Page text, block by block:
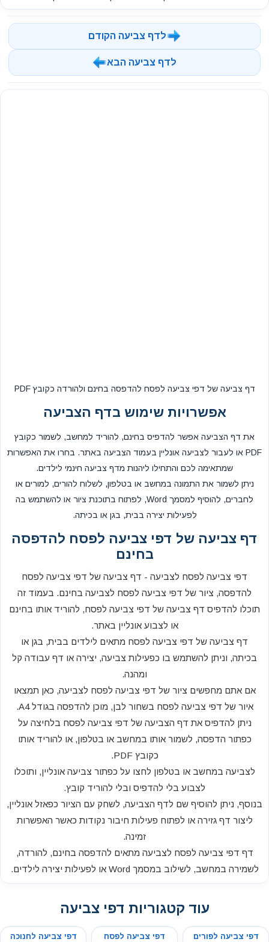
לדף צביעה הקודם
לדף צביעה הבא
דף צביעה של דפי צביעה לפסח להדפסה בחינם ולהורדה כקובץ PDF
אפשרויות שימוש בדף הצביעה
את דף הצביעה אפשר להדפיס בחינם, להוריד למחשב, לשמור כקובץ
PDF או לעבור לצביעה אונליין בעמוד הצביעה באתר. בחרו את האפשרות
שמתאימה לכם והתחילו ליהנות מדף צביעה חינמי לילדים.
ניתן לשמור את התמונה במחשב או בטלפון, לשלוח להורים, למורים או
לחברים, להוסיף למסמך Word, לפתוח בתוכנת ציור או להשתמש בה
לפעילות יצירה בבית, בגן או בכיתה.
דף צביעה של דפי צביעה לפסח להדפסה
בחינם
דפי צביעה לפסח לצביעה - דף צביעה של דפי צביעה לפסח
להדפסה, ציור של דפי צביעה לפסח לצביעה בחינם. בעמוד זה
תוכלו להדפיס דף צביעה של דפי צביעה לפסח, להוריד אותו בחינם
או לצבוע אונליין באתר.
דף צביעה של דפי צביעה לפסח מתאים לילדים בבית, בגן או
בכיתה, וניתן להשתמש בו כפעילות צביעה, יצירה או דף עבודה קל
ומהנה.
אם אתם מחפשים ציור של דפי צביעה לפסח לצביעה, כאן תמצאו
איור של דפי צביעה לפסח בשחור לבן, מוכן להדפסה בגודל A4.
ניתן להדפיס את דף הצביעה של דפי צביעה לפסח בלחיצה על
כפתור הדפסה, לשמור אותו במחשב או בטלפון, או להוריד אותו
כקובץ PDF.
לצביעה במחשב או בטלפון לחצו על כפתור צביעה אונליין, ותוכלו
לצבוע בלי להדפיס ובלי להוריד קובץ.
בנוסף, ניתן להוסיף שם לדף הצביעה, לשחק עם הציור כפאזל אונליין,
ליצור דף גזירה או לפתוח פעילות חיבור נקודות כאשר האפשרות
זמינה.
דף דפי צביעה לפסח לצביעה מתאים להדפסה בחינם, להורדה,
לשמירה במחשב, לשילוב במסמך Word או לפעילות יצירה לילדים.
עוד קטגוריות דפי צביעה
דפי צביעה לפורים דפי צביעה לפסח דפי צביעה לחנוכה